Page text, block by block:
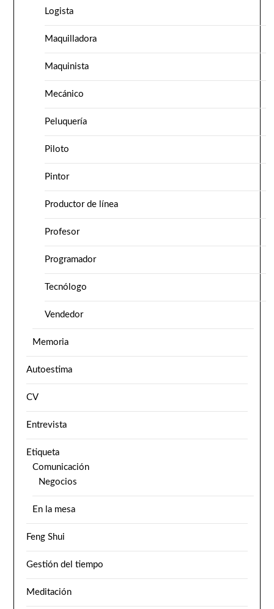
Logista
Maquilladora
Maquinista
Mecánico
Peluquería
Piloto
Pintor
Productor de línea
Profesor
Programador
Tecnólogo
Vendedor
Memoria
Autoestima
CV
Entrevista
Etiqueta
Comunicación
Negocios
En la mesa
Feng Shui
Gestión del tiempo
Meditación